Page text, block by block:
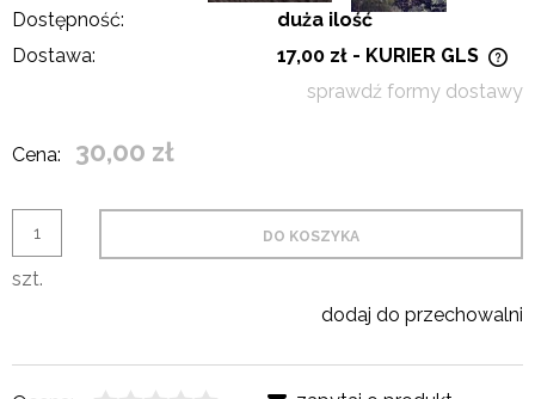
Dostępność:
duża ilość
Dostawa:
17,00 zł - KURIER GLS
sprawdź formy dostawy
Cena: 30,00 zł
szt.
DO KOSZYKA
dodaj do przechowalni